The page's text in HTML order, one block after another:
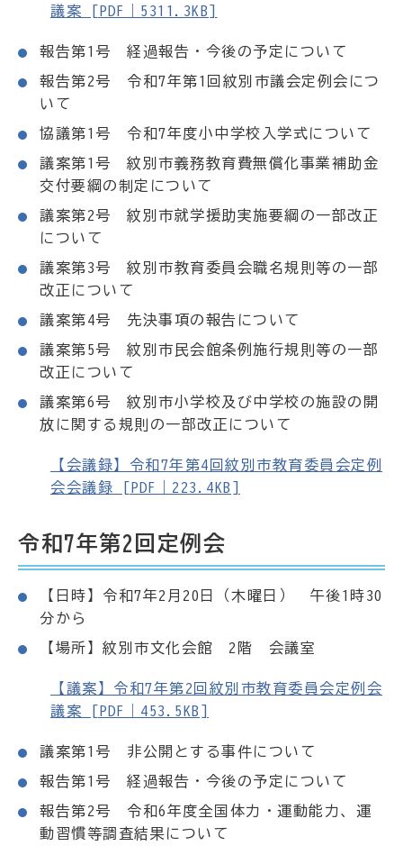
議案 [PDF｜5311.3KB]
報告第1号 経過報告・今後の予定について
報告第2号 令和7年第1回紋別市議会定例会につ
いて
協議第1号 令和7年度小中学校入学式について
議案第1号 紋別市義務教育費無償化事業補助金
交付要綱の制定について
議案第2号 紋別市就学援助実施要綱の一部改正
について
議案第3号 紋別市教育委員会職名規則等の一部
改正について
議案第4号 先決事項の報告について
議案第5号 紋別市民会館条例施行規則等の一部
改正について
議案第6号 紋別市小学校及び中学校の施設の開
放に関する規則の一部改正について
【会議録】令和7年第4回紋別市教育委員会定例
会会議録 [PDF｜223.4KB]
令和7年第2回定例会
【日時】令和7年2月20日（木曜日） 午後1時30
分から
【場所】紋別市文化会館 2階 会議室
【議案】令和7年第2回紋別市教育委員会定例会
議案 [PDF｜453.5KB]
議案第1号 非公開とする事件について
報告第1号 経過報告・今後の予定について
報告第2号 令和6年度全国体力・運動能力、運
動習慣等調査結果について